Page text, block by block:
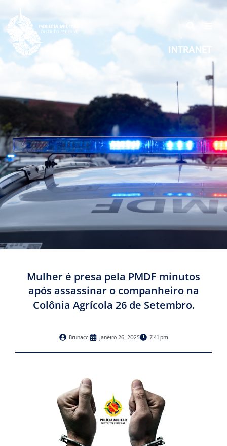
INTRANET
Mulher é presa pela PMDF minutos
após assassinar o companheiro na
Colônia Agrícola 26 de Setembro.
Brunacci janeiro 26, 2025 7:41 pm